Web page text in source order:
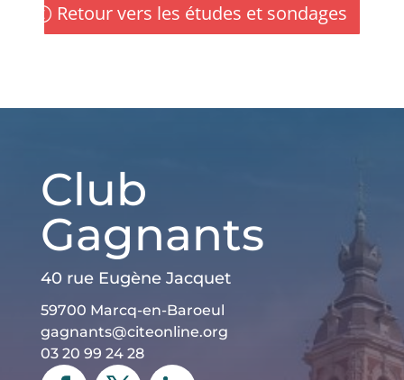
Retour vers les études et sondages
Club
Gagnants
40 rue Eugène Jacquet
59700 Marcq-en-Baroeul
gagnants@citeonline.org
03 20 99 24 28